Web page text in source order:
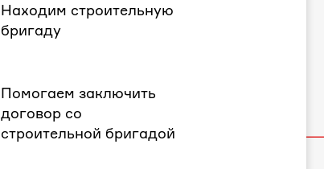
Находим строительную
бригаду
Помогаем заключить
договор со
строительной бригадой